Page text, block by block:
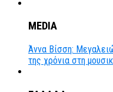
MEDIA
Άννα Βίσση:
της χρόνια στη